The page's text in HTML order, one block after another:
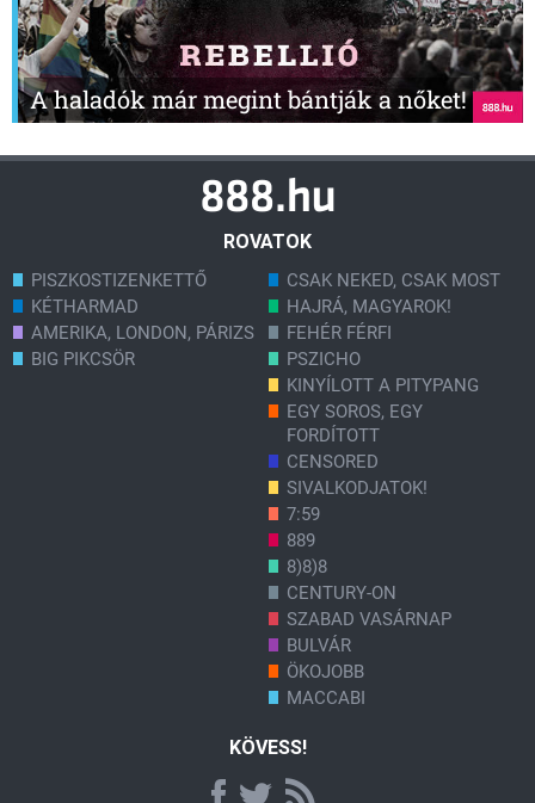
A haladók már megint bántják a nőket!
ROVATOK
PISZKOSTIZENKETTŐ
KÉTHARMAD
AMERIKA, LONDON, PÁRIZS
BIG PIKCSÖR
CSAK NEKED, CSAK MOST
HAJRÁ, MAGYAROK!
FEHÉR FÉRFI
PSZICHO
KINYÍLOTT A PITYPANG
EGY SOROS, EGY
FORDÍTOTT
CENSORED
SIVALKODJATOK!
7:59
889
8)8)8
CENTURY-ON
SZABAD VASÁRNAP
BULVÁR
ÖKOJOBB
MACCABI
KÖVESS!